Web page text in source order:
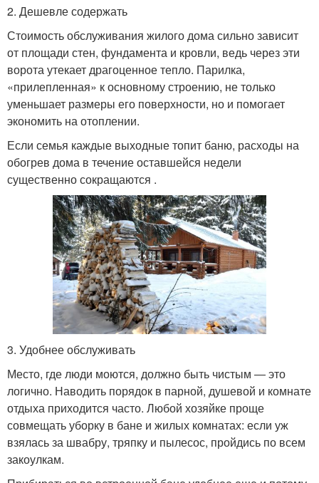
2. Дешевле содержать
Стоимость обслуживания жилого дома сильно зависит
от площади стен, фундамента и кровли, ведь через эти
ворота утекает драгоценное тепло. Парилка,
«прилепленная» к основному строению, не только
уменьшает размеры его поверхности, но и помогает
экономить на отоплении.
Если семья каждые выходные топит баню, расходы на
обогрев дома в течение оставшейся недели
существенно сокращаются .
3. Удобнее обслуживать
Место, где люди моются, должно быть чистым ― это
логично. Наводить порядок в парной, душевой и комнате
отдыха приходится часто. Любой хозяйке проще
совмещать уборку в бане и жилых комнатах: если уж
взялась за швабру, тряпку и пылесос, пройдись по всем
закоулкам.